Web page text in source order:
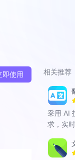
即使用 相关推荐
采用 AI
求，实